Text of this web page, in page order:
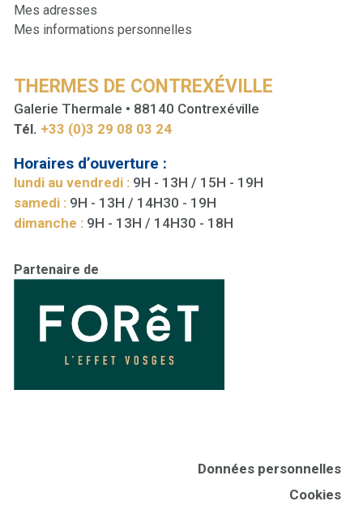
Mes adresses
Mes informations personnelles
THERMES DE CONTREXÉVILLE
Galerie Thermale • 88140 Contrexéville
Tél. +33 (0)3 29 08 03 24
Horaires d’ouverture :
lundi au vendredi : 9H - 13H / 15H - 19H
samedi : 9H - 13H / 14H30 - 19H
dimanche : 9H - 13H / 14H30 - 18H
Partenaire de
Données personnelles
Cookies